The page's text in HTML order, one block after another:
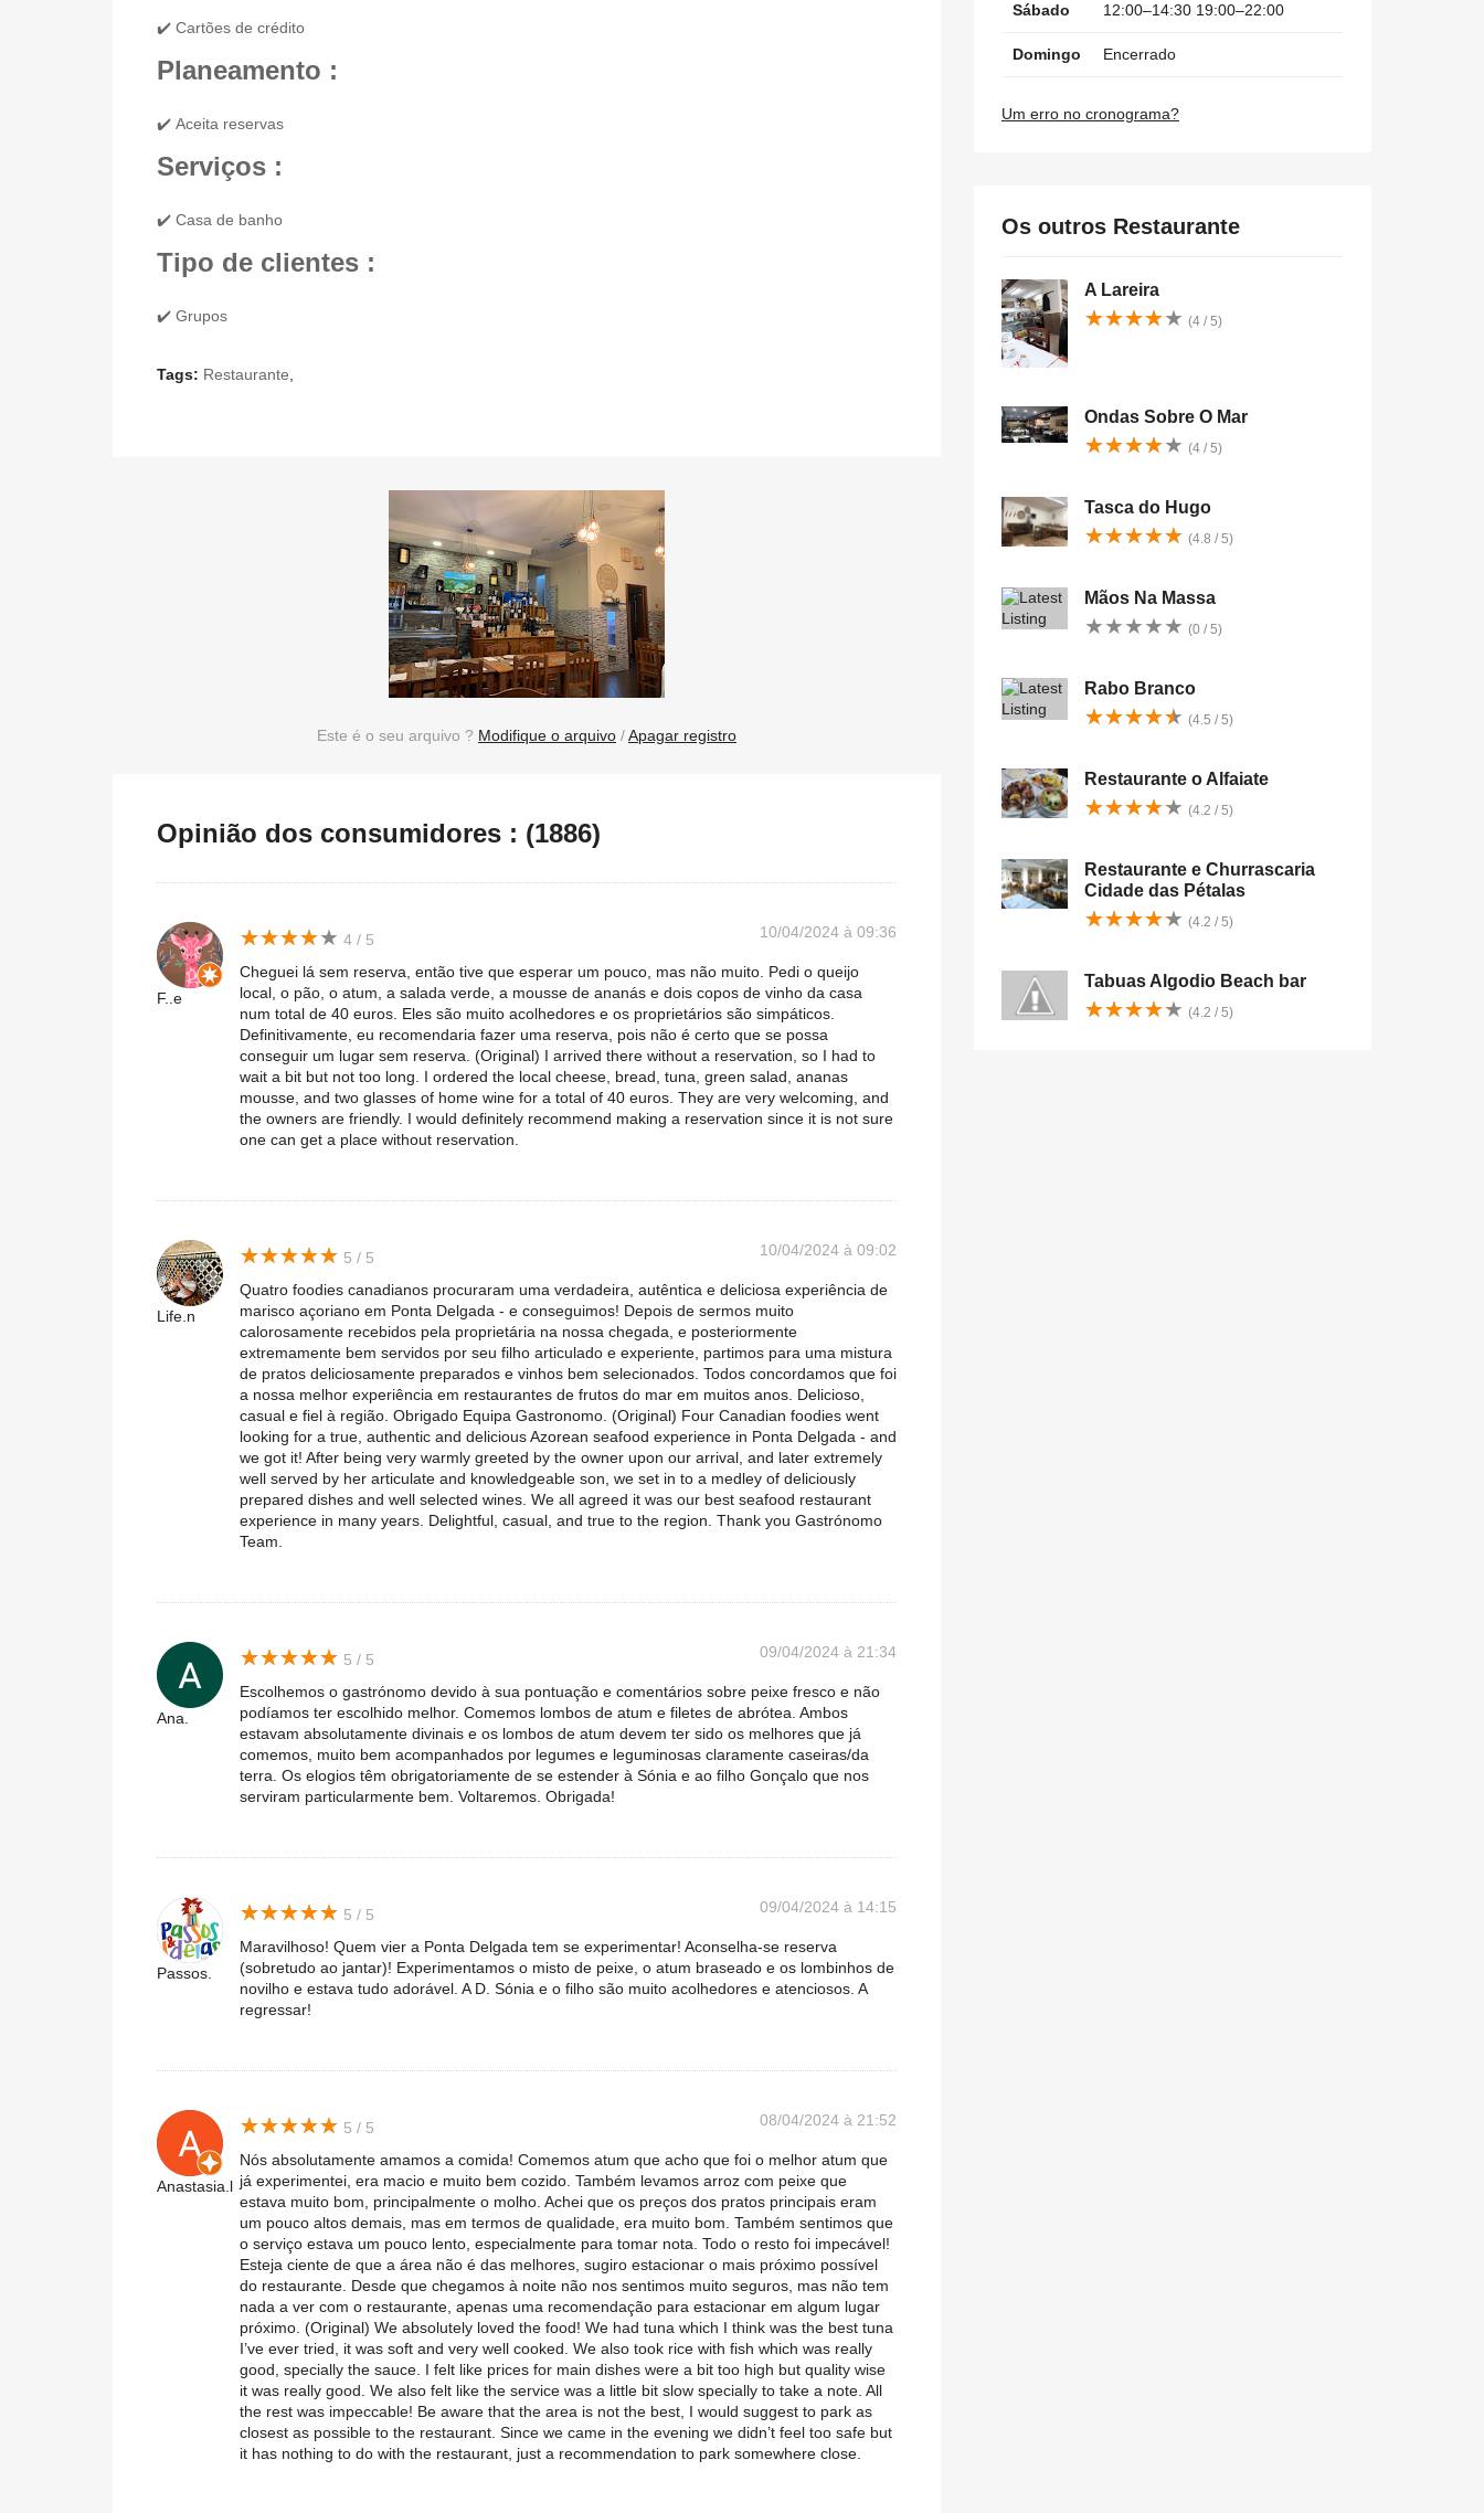
✔️ Cartões de crédito
Planeamento :
✔️ Aceita reservas
Serviços :
✔️ Casa de banho
Tipo de clientes :
✔️ Grupos
Tags: Restaurante,
Este é o seu arquivo ? Modifique o arquivo /Apagar registro
Opinião dos consumidores : (1886)
F..e
★★★★★
★★★★★ 4 / 5 10/04/2024 à 09:36
Cheguei lá sem reserva, então tive que esperar um pouco, mas não muito. Pedi o queijo
local, o pão, o atum, a salada verde, a mousse de ananás e dois copos de vinho da casa
num total de 40 euros. Eles são muito acolhedores e os proprietários são simpáticos.
Definitivamente, eu recomendaria fazer uma reserva, pois não é certo que se possa
conseguir um lugar sem reserva. (Original) I arrived there without a reservation, so I had to
wait a bit but not too long. I ordered the local cheese, bread, tuna, green salad, ananas
mousse, and two glasses of home wine for a total of 40 euros. They are very welcoming, and
the owners are friendly. I would definitely recommend making a reservation since it is not sure
one can get a place without reservation.
Life.n
★★★★★
★★★★★ 5 / 5 10/04/2024 à 09:02
Quatro foodies canadianos procuraram uma verdadeira, autêntica e deliciosa experiência de
marisco açoriano em Ponta Delgada - e conseguimos! Depois de sermos muito
calorosamente recebidos pela proprietária na nossa chegada, e posteriormente
extremamente bem servidos por seu filho articulado e experiente, partimos para uma mistura
de pratos deliciosamente preparados e vinhos bem selecionados. Todos concordamos que foi
a nossa melhor experiência em restaurantes de frutos do mar em muitos anos. Delicioso,
casual e fiel à região. Obrigado Equipa Gastronomo. (Original) Four Canadian foodies went
looking for a true, authentic and delicious Azorean seafood experience in Ponta Delgada - and
we got it! After being very warmly greeted by the owner upon our arrival, and later extremely
well served by her articulate and knowledgeable son, we set in to a medley of deliciously
prepared dishes and well selected wines. We all agreed it was our best seafood restaurant
experience in many years. Delightful, casual, and true to the region. Thank you Gastrónomo
Team.
Ana.
★★★★★
★★★★★ 5 / 5 09/04/2024 à 21:34
Escolhemos o gastrónomo devido à sua pontuação e comentários sobre peixe fresco e não
podíamos ter escolhido melhor. Comemos lombos de atum e filetes de abrótea. Ambos
estavam absolutamente divinais e os lombos de atum devem ter sido os melhores que já
comemos, muito bem acompanhados por legumes e leguminosas claramente caseiras/da
terra. Os elogios têm obrigatoriamente de se estender à Sónia e ao filho Gonçalo que nos
serviram particularmente bem. Voltaremos. Obrigada!
Passos.
★★★★★
★★★★★ 5 / 5 09/04/2024 à 14:15
Maravilhoso! Quem vier a Ponta Delgada tem se experimentar! Aconselha-se reserva
(sobretudo ao jantar)! Experimentamos o misto de peixe, o atum braseado e os lombinhos de
novilho e estava tudo adorável. A D. Sónia e o filho são muito acolhedores e atenciosos. A
regressar!
Anastasia.l
★★★★★
★★★★★ 5 / 5 08/04/2024 à 21:52
Nós absolutamente amamos a comida! Comemos atum que acho que foi o melhor atum que
já experimentei, era macio e muito bem cozido. Também levamos arroz com peixe que
estava muito bom, principalmente o molho. Achei que os preços dos pratos principais eram
um pouco altos demais, mas em termos de qualidade, era muito bom. Também sentimos que
o serviço estava um pouco lento, especialmente para tomar nota. Todo o resto foi impecável!
Esteja ciente de que a área não é das melhores, sugiro estacionar o mais próximo possível
do restaurante. Desde que chegamos à noite não nos sentimos muito seguros, mas não tem
nada a ver com o restaurante, apenas uma recomendação para estacionar em algum lugar
próximo. (Original) We absolutely loved the food! We had tuna which I think was the best tuna
I’ve ever tried, it was soft and very well cooked. We also took rice with fish which was really
good, specially the sauce. I felt like prices for main dishes were a bit too high but quality wise
it was really good. We also felt like the service was a little bit slow specially to take a note. All
the rest was impeccable! Be aware that the area is not the best, I would suggest to park as
closest as possible to the restaurant. Since we came in the evening we didn’t feel too safe but
it has nothing to do with the restaurant, just a recommendation to park somewhere close.
Sábado 12:00–14:30 19:00–22:00
Domingo Encerrado
Um erro no cronograma?
Os outros Restaurante
A Lareira
★★★★★
★★★★★ (4 / 5)
Ondas Sobre O Mar
★★★★★
★★★★★ (4 / 5)
Tasca do Hugo
★★★★★
★★★★★ (4.8 / 5)
Mãos Na Massa
★★★★★
★★★★★ (0 / 5)
Rabo Branco
★★★★★
★★★★★ (4.5 / 5)
Restaurante o Alfaiate
★★★★★
★★★★★ (4.2 / 5)
Restaurante e Churrascaria
Cidade das Pétalas
★★★★★
★★★★★ (4.2 / 5)
Tabuas Algodio Beach bar
★★★★★
★★★★★ (4.2 / 5)